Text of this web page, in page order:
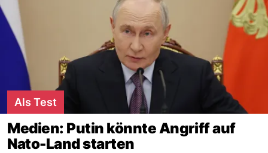
Als Test
Medien: Putin könnte Angriff auf
Nato-Land starten